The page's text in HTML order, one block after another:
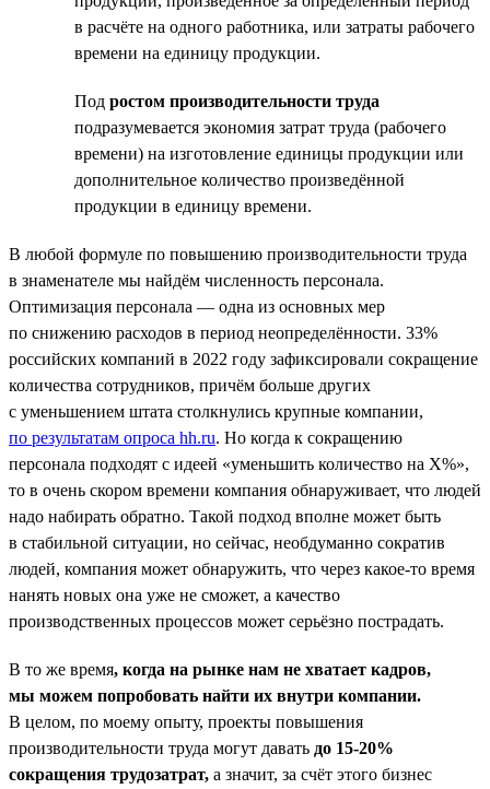
в расчёте на одного работника, или затраты рабочего
времени на единицу продукции.
Под ростом производительности труда
подразумевается экономия затрат труда (рабочего
времени) на изготовление единицы продукции или
дополнительное количество произведённой
продукции в единицу времени.
В любой формуле по повышению производительности труда
в знаменателе мы найдём численность персонала.
Оптимизация персонала — одна из основных мер
по снижению расходов в период неопределённости. 33%
российских компаний в 2022 году зафиксировали сокращение
количества сотрудников, причём больше других
с уменьшением штата столкнулись крупные компании,
по результатам опроса hh.ru. Но когда к сокращению
персонала подходят с идеей «уменьшить количество на Х%»,
то в очень скором времени компания обнаруживает, что людей
надо набирать обратно. Такой подход вполне может быть
в стабильной ситуации, но сейчас, необдуманно сократив
людей, компания может обнаружить, что через какое-то время
нанять новых она уже не сможет, а качество
производственных процессов может серьёзно пострадать.
В то же время, когда на рынке нам не хватает кадров,
мы можем попробовать найти их внутри компании.
В целом, по моему опыту, проекты повышения
производительности труда могут давать до 15‑20%
сокращения трудозатрат, а значит, за счёт этого бизнес